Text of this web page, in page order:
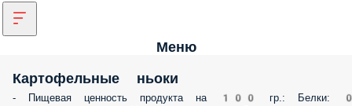
Меню
Картофельные ньоки
- Пищевая ценность продукта на 100 гр.: Белки: